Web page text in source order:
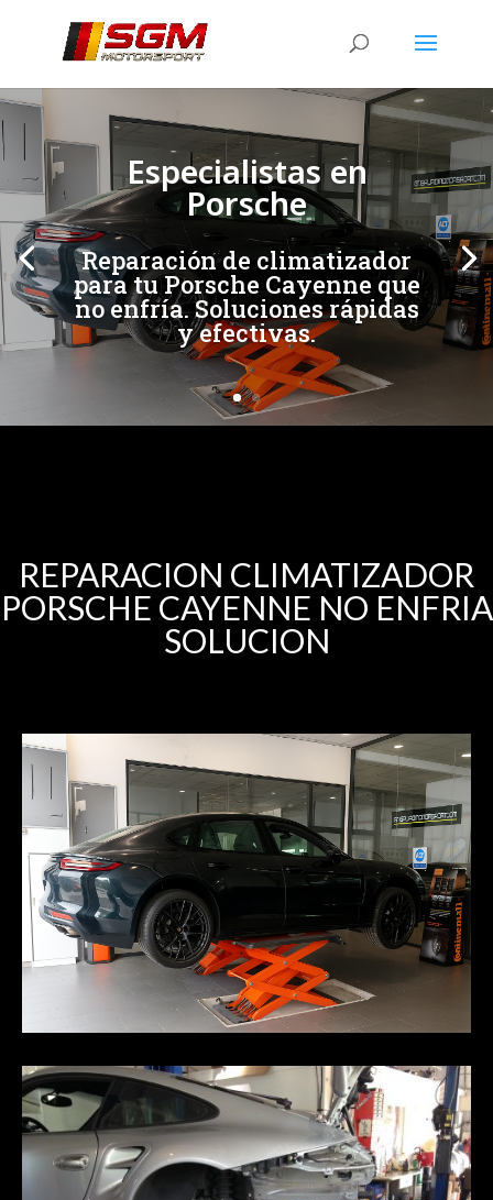
Especialistas en
Porsche
Reparación de climatizador
para tu Porsche Cayenne que
no enfría. Soluciones rápidas
y efectivas.
[/et_pb_slide]
REPARACION CLIMATIZADOR
PORSCHE CAYENNE NO ENFRIA
SOLUCION